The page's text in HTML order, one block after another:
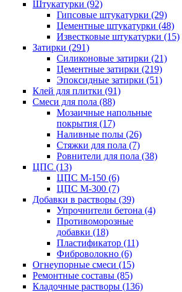
Штукатурки (92)
Гипсовые штукатурки (29)
Цементные штукатурки (48)
Известковые штукатурки (15)
Затирки (291)
Силиконовые затирки (21)
Цементные затирки (219)
Эпоксидные затирки (51)
Клей для плитки (91)
Смеси для пола (88)
Мозаичные напольные
покрытия (17)
Наливные полы (26)
Стяжки для пола (7)
Ровнители для пола (38)
ЦПС (13)
ЦПС М-150 (6)
ЦПС М-300 (7)
Добавки в растворы (39)
Упрочнители бетона (4)
Противоморозные
добавки (18)
Пластификатор (11)
Фиброволокно (6)
Огнеупорные смеси (15)
Ремонтные составы (85)
Кладочные растворы (136)